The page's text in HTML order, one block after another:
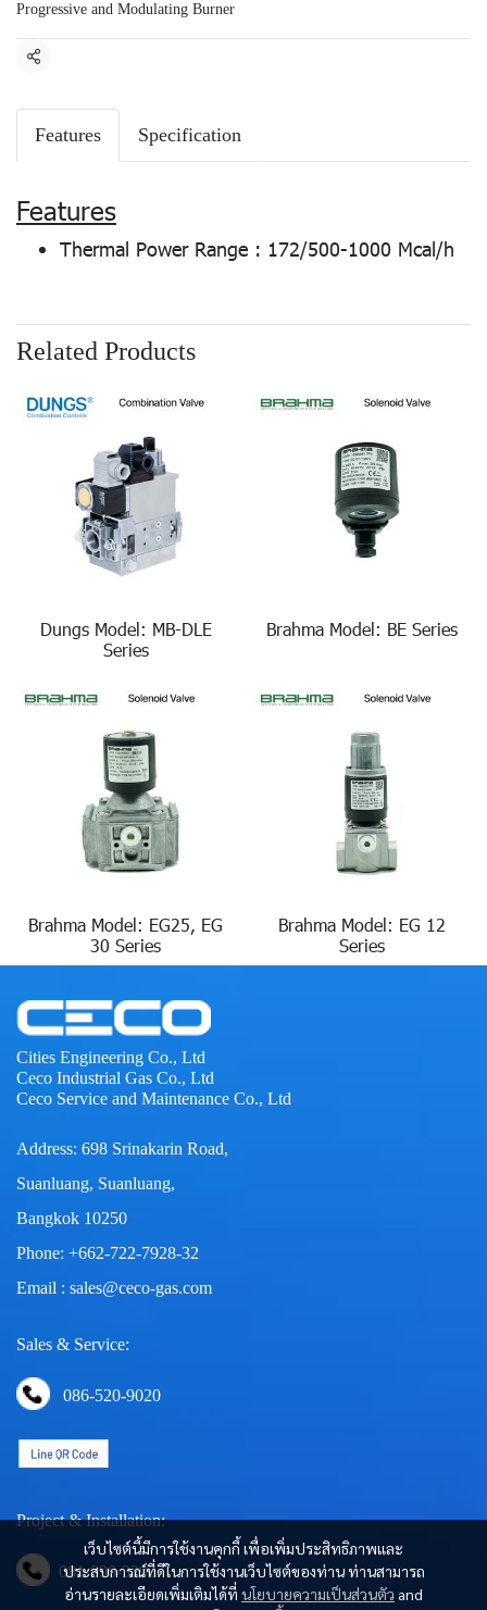
Progressive and Modulating Burner
Share
Features Specification
Features
Thermal Power Range : 172/500-1000 Mcal/h
Related Products
Dungs Model: MB-DLE
Series
Brahma Model: BE Series
Brahma Model: EG25, EG
30 Series
Brahma Model: EG 12
Series
เว็บไซต์นี้มีการใช้งานคุกกี้ เพื่อเพิ่มประสิทธิภาพและ
ประสบการณ์ที่ดีในการใช้งานเว็บไซต์ของท่าน ท่านสามารถ
อ่านรายละเอียดเพิ่มเติมได้ที่ นโยบายความเป็นส่วนตัว and
Cities Engineering Co., Ltd
Ceco Industrial Gas Co., Ltd
Ceco Service and Maintenance Co., Ltd
Address: 698 Srinakarin Road,
Suanluang, Suanluang,
Bangkok 10250
Phone: +662-722-7928-32
Email : sales@ceco-gas.com
Sales & Service:
086-520-9020
Project & Installation:
081-890-3290